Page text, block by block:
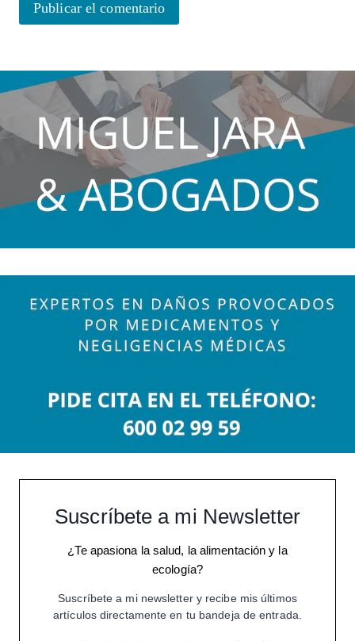
Suscríbete a mi Newsletter
¿Te apasiona la salud, la alimentación y la
ecología?
Suscríbete a mi newsletter y recibe mis últimos
artículos directamente en tu bandeja de entrada.